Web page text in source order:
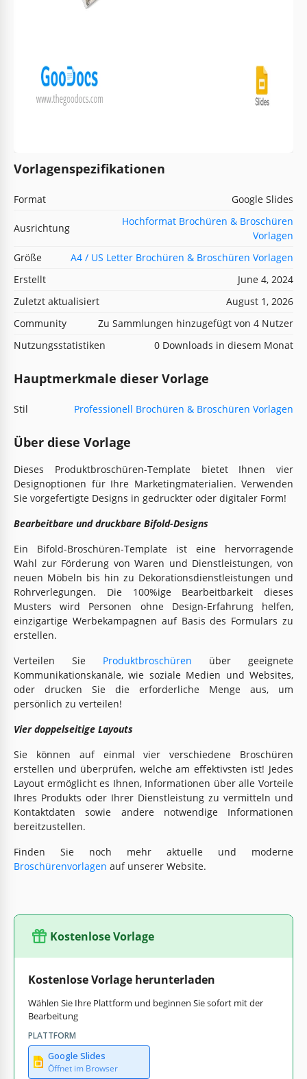
Vorlagenspezifikationen
Format Google Slides
Ausrichtung
Hochformat Brochüren & Broschüren
Vorlagen
Größe
A4 / US Letter Brochüren & Broschüren Vorlagen
Erstellt
June 4, 2024
Zuletzt aktualisiert
August 1, 2026
Community
Zu Sammlungen hinzugefügt von 4 Nutzer
Nutzungsstatistiken
0 Downloads in diesem Monat
Hauptmerkmale dieser Vorlage
Stil Professionell Brochüren & Broschüren Vorlagen
Über diese Vorlage
Dieses Produktbroschüren-Template bietet Ihnen vier
Designoptionen für Ihre Marketingmaterialien. Verwenden
Sie vorgefertigte Designs in gedruckter oder digitaler Form!
Bearbeitbare und druckbare Bifold-Designs
Ein Bifold-Broschüren-Template ist eine hervorragende
Wahl zur Förderung von Waren und Dienstleistungen, von
neuen Möbeln bis hin zu Dekorationsdienstleistungen und
Rohrverlegungen. Die 100%ige Bearbeitbarkeit dieses
Musters wird Personen ohne Design-Erfahrung helfen,
einzigartige Werbekampagnen auf Basis des Formulars zu
erstellen.
Verteilen Sie Produktbroschüren über geeignete
Kommunikationskanäle, wie soziale Medien und Websites,
oder drucken Sie die erforderliche Menge aus, um
persönlich zu verteilen!
Vier doppelseitige Layouts
Sie können auf einmal vier verschiedene Broschüren
erstellen und überprüfen, welche am effektivsten ist! Jedes
Layout ermöglicht es Ihnen, Informationen über alle Vorteile
Ihres Produkts oder Ihrer Dienstleistung zu vermitteln und
Kontaktdaten sowie andere notwendige Informationen
bereitzustellen.
Finden Sie noch mehr aktuelle und moderne
Broschürenvorlagen auf unserer Website.
Kostenlose Vorlage
Kostenlose Vorlage herunterladen
Wählen Sie Ihre Plattform und beginnen Sie sofort mit der
Bearbeitung
PLATTFORM
Google Slides
Öffnet im Browser